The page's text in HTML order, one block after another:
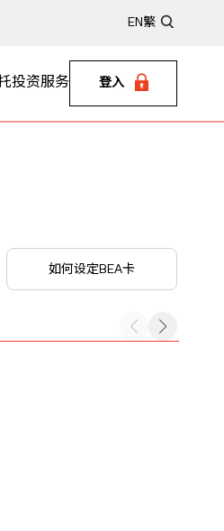
EN 繁
投资服务 登入
如何设定BEA卡